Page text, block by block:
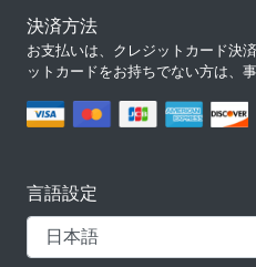
決済方法
お支払いは、クレジットカード決
ットカードをお持ちでない方は、
言語設定